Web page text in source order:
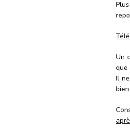
Un
que
Il